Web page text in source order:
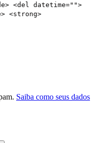
<del datetime="">
<strong>
Saiba como seus dados